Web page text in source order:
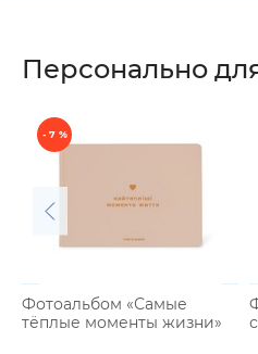
Персонально
- 7 %
Фотоальбом «Самые
тёплые моменты жизни»